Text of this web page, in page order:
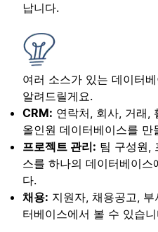
납니다.
여러 소스가 있는 데이터
알려드릴게요.
CRM: 연락처, 회사, 거래,
올인원 데이터베이스를 만
프로젝트 관리: 팀 구성원,
스를 하나의 데이터베이
다.
채용: 지원자, 채용공고,
터베이스에서 볼 수 있습